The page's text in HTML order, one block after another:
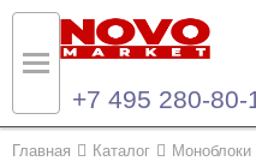
+7 495 280-80-
Главная Каталог Моноблоки
Назад
Назад